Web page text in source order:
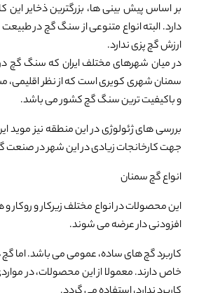
بر اساس پیش بینی ها، بزرگترین ذخایر این
دارد. البته انواع متنوعی از سنگ گچ در
ارزش گچ پزی ندارد.
در میان شهرهای مختلف ایران که سنگ گچ
سمنان شهری کویری است که از نظر اقلیمی،
و باکیفیت ترین سنگ گچ کشور می باشد.
بررسی های ژئولوژی در این منطقه نیز موید
جهت کارخانجات زیادی در این شهر در صنعت
انواع گچ سمنان
این محصولات در انواع مختلف زیرکار و روکار
افزودنی دار عرضه می شوند.
کاربرد گچ های ساده، عمومی می باشد. اما
خاص دارند. معمولا از این محصولات، در